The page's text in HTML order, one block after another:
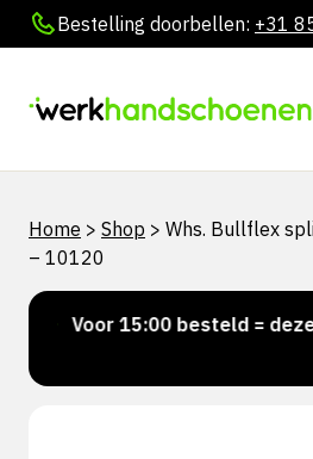
Bestelling doorbellen: +31
Home > Shop > Whs. Bullflex
– 10120
Voor 15:00 besteld =